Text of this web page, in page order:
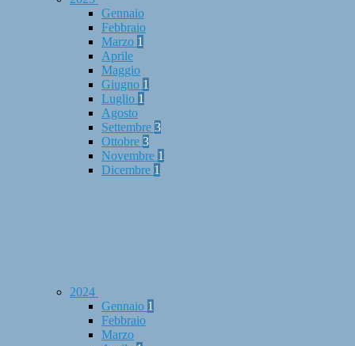
Gennaio
Febbraio
Marzo 1
Aprile
Maggio
Giugno 1
Luglio 1
Agosto
Settembre 3
Ottobre 3
Novembre 1
Dicembre 1
2024
Gennaio 1
Febbraio
Marzo